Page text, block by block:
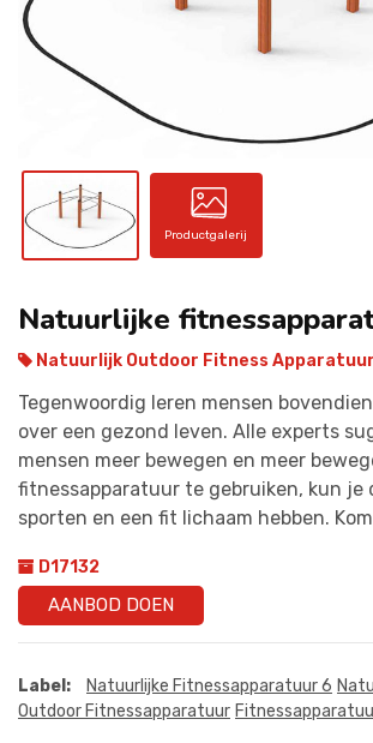
Productgalerij
Natuurlijke
Natuurlijk Outdoor Fitness Apparatuur
Tegenwoordig leren mensen
over een gezond leven. Alle experts
mensen meer bewegen en meer
fitnessapparatuur te gebruiken, kun je
sporten en een fit lichaam hebben.
D17132
AANBOD DOEN
Label: Natuurlijke Fitnessapparatuur 6
Outdoor Fitnessapparatuur